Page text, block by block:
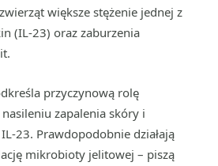
większe stężenie jednej z
(IL-23) oraz zaburzenia
przyczynową rolę
zapalenia skóry i
23. Prawdopodobnie działają
mikrobioty jelitowej – piszą